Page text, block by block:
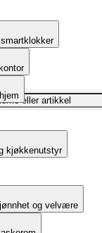
kjøkkenutstyr
og velvære